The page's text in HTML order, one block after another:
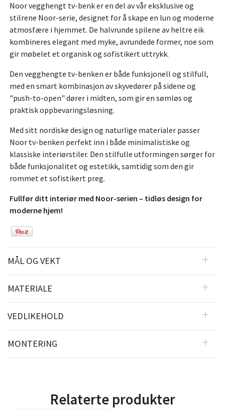
Noor vegghengt tv-benk er en del av vår eksklusive og
stilrene Noor-serie, designet for å skape en lun og moderne
atmosfære i hjemmet. De halvrunde spilene av heltre eik
kombineres elegant med myke, avrundede former, noe som
gir møbelet et organisk og sofistikert uttrykk.
Den vegghengte tv-benken er både funksjonell og stilfull,
med en smart kombinasjon av skyvedører på sidene og
"push-to-open" dører i midten, som gir en sømløs og
praktisk oppbevaringsløsning.
Med sitt nordiske design og naturlige materialer passer
Noor tv-benken perfekt inn i både minimalistiske og
klassiske interiørstiler. Den stilfulle utformingen sørger for
både funksjonalitet og estetikk, samtidig som den gir
rommet et sofistikert preg.
Fullfør ditt interiør med Noor-serien – tidløs design for
moderne hjem!
MÅL OG VEKT
MATERIALE
VEDLIKEHOLD
MONTERING
Relaterte produkter